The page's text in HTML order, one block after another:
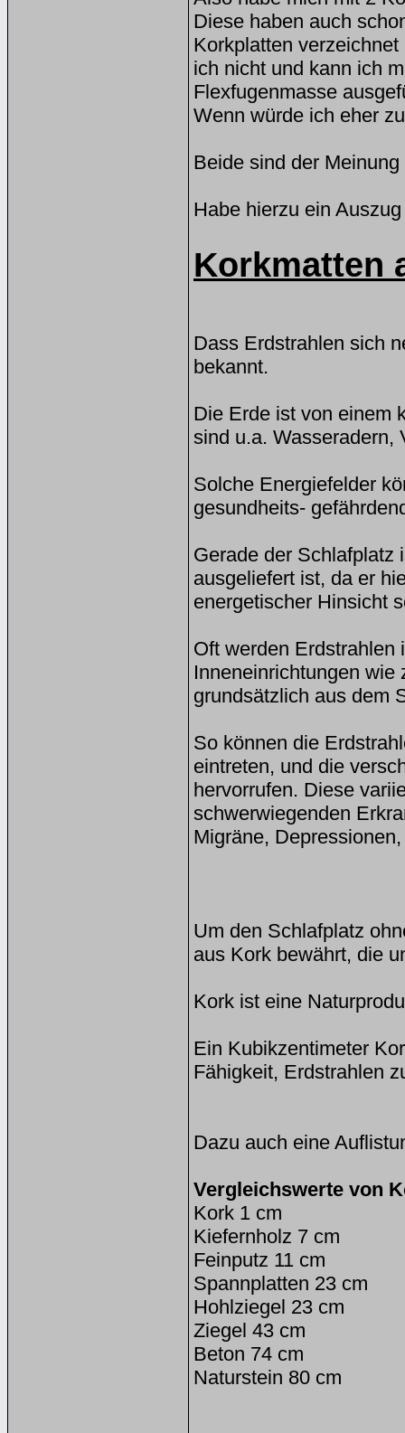
Diese haben auch
Korkplatten
ich nicht und kann ich
Flexfugenmasse
Wenn würde ich eher
Beide sind der
Habe hierzu ein
Korkmatten
Dass Erdstrahlen sich
bekannt.
Die Erde ist von einem
sind u.a. Wasseradern,
Solche Energiefelder
gesundheits-
Gerade der Schlafplatz
ausgeliefert ist, da er
energetischer Hinsicht
Oft werden Erdstrahlen
Inneneinrichtungen
grundsätzlich aus dem
So können die
eintreten, und die
hervorrufen. Diese
schwerwiegenden
Migräne,
Um den Schlafplatz
aus Kork bewährt, die
Kork ist eine
Ein Kubikzentimeter
Fähigkeit, Erdstrahlen
Dazu auch eine
Vergleichswerte von
Kork 1 cm
Kiefernholz 7 cm
Feinputz 11 cm
Spannplatten 23 cm
Hohlziegel 23 cm
Ziegel 43 cm
Beton 74 cm
Naturstein 80 cm